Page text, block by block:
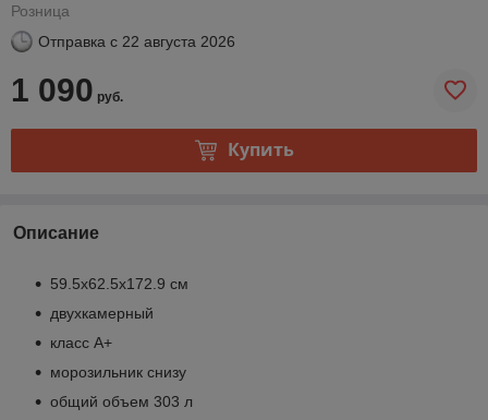
Розница
Отправка с 22 августа 2026
1 090 руб.
Купить
Описание
59.5x62.5x172.9 см
двухкамерный
класс A+
морозильник снизу
общий объем 303 л